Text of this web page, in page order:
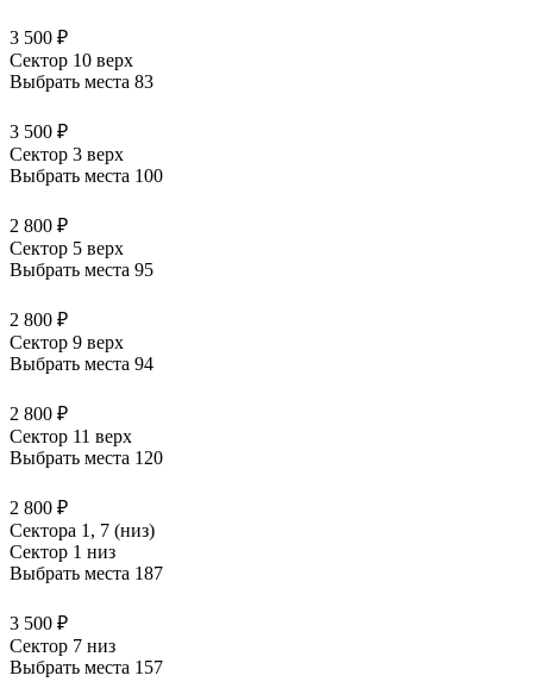
3 500 ₽
Сектор 10 верх
Выбрать места 83
3 500 ₽
Сектор 3 верх
Выбрать места 100
2 800 ₽
Сектор 5 верх
Выбрать места 95
2 800 ₽
Сектор 9 верх
Выбрать места 94
2 800 ₽
Сектор 11 верх
Выбрать места 120
2 800 ₽
Сектора 1, 7 (низ)
Сектор 1 низ
Выбрать места 187
3 500 ₽
Сектор 7 низ
Выбрать места 157